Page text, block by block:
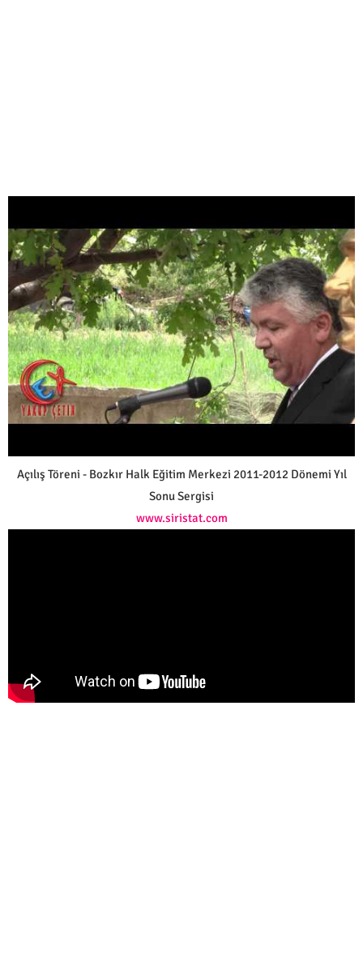
Açılış Töreni - Bozkır Halk Eğitim Merkezi 2011-2012 Dönemi Yıl
Sonu Sergisi
www.siristat.com